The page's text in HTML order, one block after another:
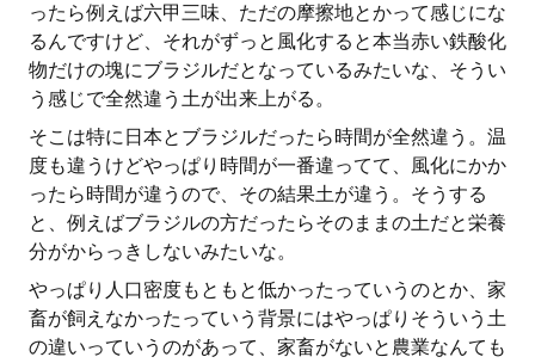
ったら例えば六甲三味、ただの摩擦地とかって感じにな
るんですけど、それがずっと風化すると本当赤い鉄酸化
物だけの塊にブラジルだとなっているみたいな、そうい
う感じで全然違う土が出来上がる。
そこは特に日本とブラジルだったら時間が全然違う。温
度も違うけどやっぱり時間が一番違ってて、風化にかか
ったら時間が違うので、その結果土が違う。そうする
と、例えばブラジルの方だったらそのままの土だと栄養
分がからっきしないみたいな。
やっぱり人口密度もともと低かったっていうのとか、家
畜が飼えなかったっていう背景にはやっぱりそういう土
の違いっていうのがあって、家畜がないと農業なんても